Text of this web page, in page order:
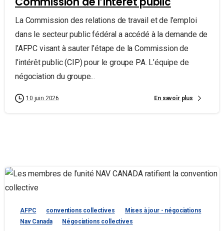
La Commission des relations de travail et de l’emploi
dans le secteur public fédéral a accédé à la demande de
l’AFPC visant à sauter l’étape de la Commission de
l’intérêt public (CIP) pour le groupe PA. L’équipe de
négociation du groupe...
10 juin 2026 En savoir plus
AFPC conventions collectives
Mises à jour - négociations
Nav Canada
Négociations collectives